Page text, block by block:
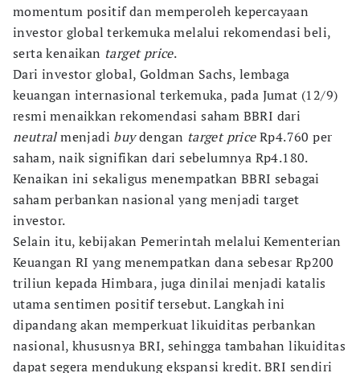
momentum positif dan memperoleh kepercayaan
investor global terkemuka melalui rekomendasi beli,
serta kenaikan target price.
Dari investor global, Goldman Sachs, lembaga
keuangan internasional terkemuka, pada Jumat (12/9)
resmi menaikkan rekomendasi saham BBRI dari
neutralmenjadi buydengan target priceRp4.760 per
saham, naik signifikan dari sebelumnya Rp4.180.
Kenaikan ini sekaligus menempatkan BBRI sebagai
saham perbankan nasional yang menjadi target
investor.
Selain itu, kebijakan Pemerintah melalui Kementerian
Keuangan RI yang menempatkan dana sebesar Rp200
triliun kepada Himbara, juga dinilai menjadi katalis
utama sentimen positif tersebut. Langkah ini
dipandang akan memperkuat likuiditas perbankan
nasional, khususnya BRI, sehingga tambahan likuiditas
dapat segera mendukung ekspansi kredit. BRI sendiri